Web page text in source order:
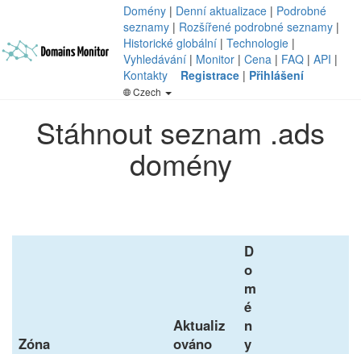
Domény | Denní aktualizace | Podrobné
seznamy | Rozšířené podrobné seznamy |
Historické globální | Technologie |
Vyhledávání | Monitor | Cena | FAQ | API |
Kontakty
Registrace | Přihlášení
Czech
Stáhnout seznam .ads
domény
Zóna
Aktualiz
ováno
D
o
m
é
n
y